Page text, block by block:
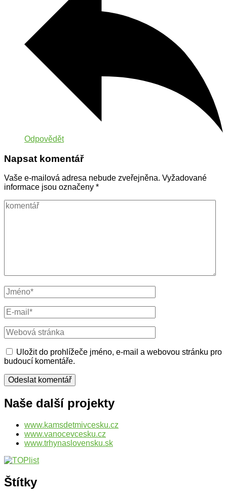
Odpovědět
Napsat komentář
Vaše e-mailová adresa nebude zveřejněna. Vyžadované
informace jsou označeny *
komentář
Celé
jméno
E-
mail
Webová
stránka
Uložit do prohlížeče jméno, e-mail a webovou stránku pro
budoucí komentáře.
Naše další projekty
www.kamsdetmivcesku.cz
www.vanocevcesku.cz
www.trhynaslovensku.sk
Štítky